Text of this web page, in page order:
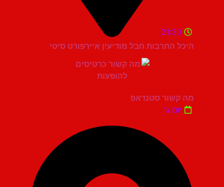
היכל התרבות חבל מודיעין איירפורט סיטי
21:30
מה קשור סטנדאפ
יום ג'